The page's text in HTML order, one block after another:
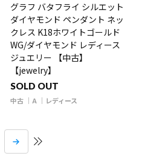
グラフ バタフライ シルエット
ダイヤモンド ペンダント ネッ
クレス K18ホワイトゴールド
WG/ダイヤモンド レディース
ジュエリー 【中古】
【jewelry】
SOLD OUT
中古 A レディース